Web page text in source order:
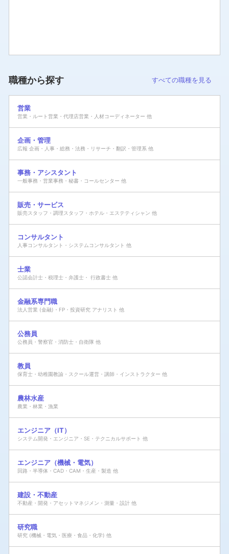
職種から探す すべての職種を見る
営業
営業・ルート営業・代理店営業・人材コーディネーター 他
企画・管理
広報 企画・人事・総務・法務・リサーチ・翻訳・管理系 他
事務・アシスタント
一般事務・営業事務・秘書・コールセンター 他
販売・サービス
販売スタッフ・調理スタッフ・ホテル・エステティシャン 他
コンサルタント
人事コンサルタント・システムコンサルタント 他
士業
公認会計士・税理士・弁護士・ 行政書士 他
金融系専門職
法人営業 (金融)・FP・投資研究 アナリスト 他
公務員
公務員・警察官・消防士・自衛隊 他
教員
保育士・幼稚園教諭・スクール運営・講師・インストラクター 他
農林水産
農業・林業・漁業
エンジニア（IT）
システム開発・エンジニア・SE・テクニカルサポート 他
エンジニア（機械・電気）
回路・半導体・CAD・CAM・生産・製造 他
建設・不動産
不動産・開発・アセットマネジメン・測量・設計 他
研究職
研究 (機械・電気・医療・食品・化学) 他